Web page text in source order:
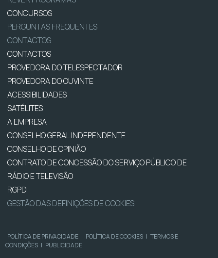
CONCURSOS
PERGUNTAS FREQUENTES
CONTACTOS
CONTACTOS
PROVEDORA DO TELESPECTADOR
PROVEDORA DO OUVINTE
ACESSIBILIDADES
SATÉLITES
A EMPRESA
CONSELHO GERAL INDEPENDENTE
CONSELHO DE OPINIÃO
CONTRATO DE CONCESSÃO DO SERVIÇO PÚBLICO DE
RÁDIO E TELEVISÃO
RGPD
GESTÃO DAS DEFINIÇÕES DE COOKIES
POLÍTICA DE PRIVACIDADE | POLÍTICA DE COOKIES | TERMOS E
CONDIÇÕES | PUBLICIDADE